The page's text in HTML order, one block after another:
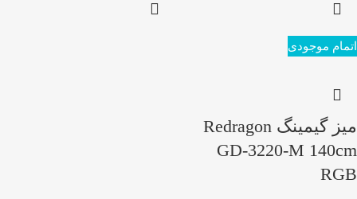
اتمام موجودی
میز گیمینگ Redragon
GD-3220-M 140cm
RGB